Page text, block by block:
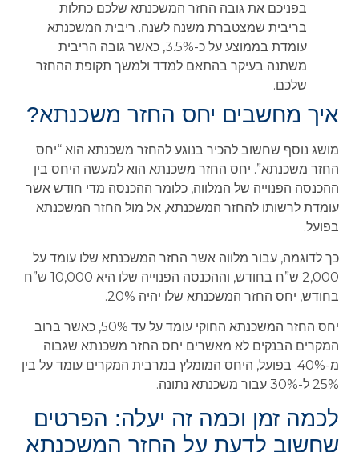
בפניכם את גובה החזר המשכנתא שלכם כתלות
בריבית שמצטברת משנה לשנה. ריבית המשכנתא
עומדת בממוצע על כ-3.5%, כאשר גובה הריבית
משתנה בעיקר בהתאם למדד ולמשך תקופת ההחזר
שלכם.
איך מחשבים יחס החזר משכנתא?
מושג נוסף שחשוב להכיר בנוגע להחזר משכנתא הוא “יחס
החזר משכנתא”. יחס החזר משכנתא הוא למעשה היחס בין
ההכנסה הפנוייה של המלווה, כלומר ההכנסה מדי חודש אשר
עומדת לרשותו להחזר המשכנתא, אל מול החזר המשכנתא
בפועל.
כך לדוגמה, עבור מלווה אשר החזר המשכנתא שלו עומד על
2,000 ש”ח בחודש, וההכנסה הפנוייה שלו היא 10,000 ש”ח
בחודש, יחס החזר המשכנתא שלו יהיה 20%.
יחס החזר המשכנתא החוקי עומד על עד 50%, כאשר ברוב
המקרים הבנקים לא מאשרים יחס החזר משכנתא שגבוה
מ-40%. בפועל, היחס המומלץ במרבית המקרים עומד על בין
25% ל-30% עבור משכנתא נתונה.
לכמה זמן וכמה זה יעלה: הפרטים
שחשוב לדעת על החזר המשכנתא